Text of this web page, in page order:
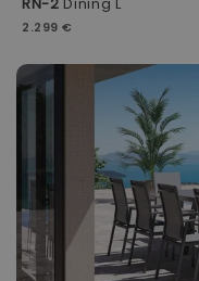
2.299 €